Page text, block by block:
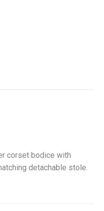
corset bodice with
detachable stole.